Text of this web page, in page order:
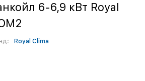
6-6,9 кВт Royal
Royal Clima